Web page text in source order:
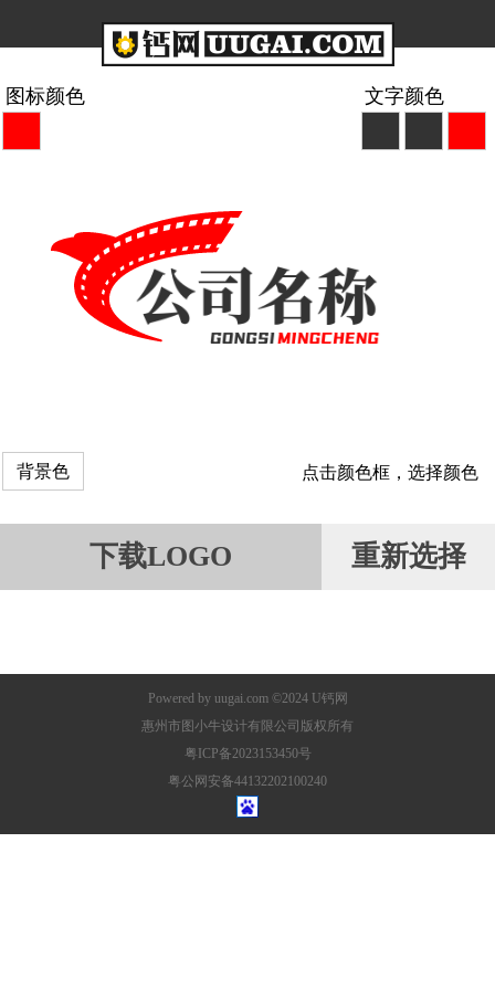
下载LOGO 重新选择
Powered by uugai.com©2024 U钙网
惠州市图小牛设计有限公司版权所有
粤ICP备2023153450号
粤公网安备44132202100240